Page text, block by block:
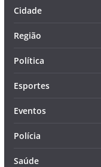
Cidade
Região
Política
Esportes
Eventos
Polícia
Saúde